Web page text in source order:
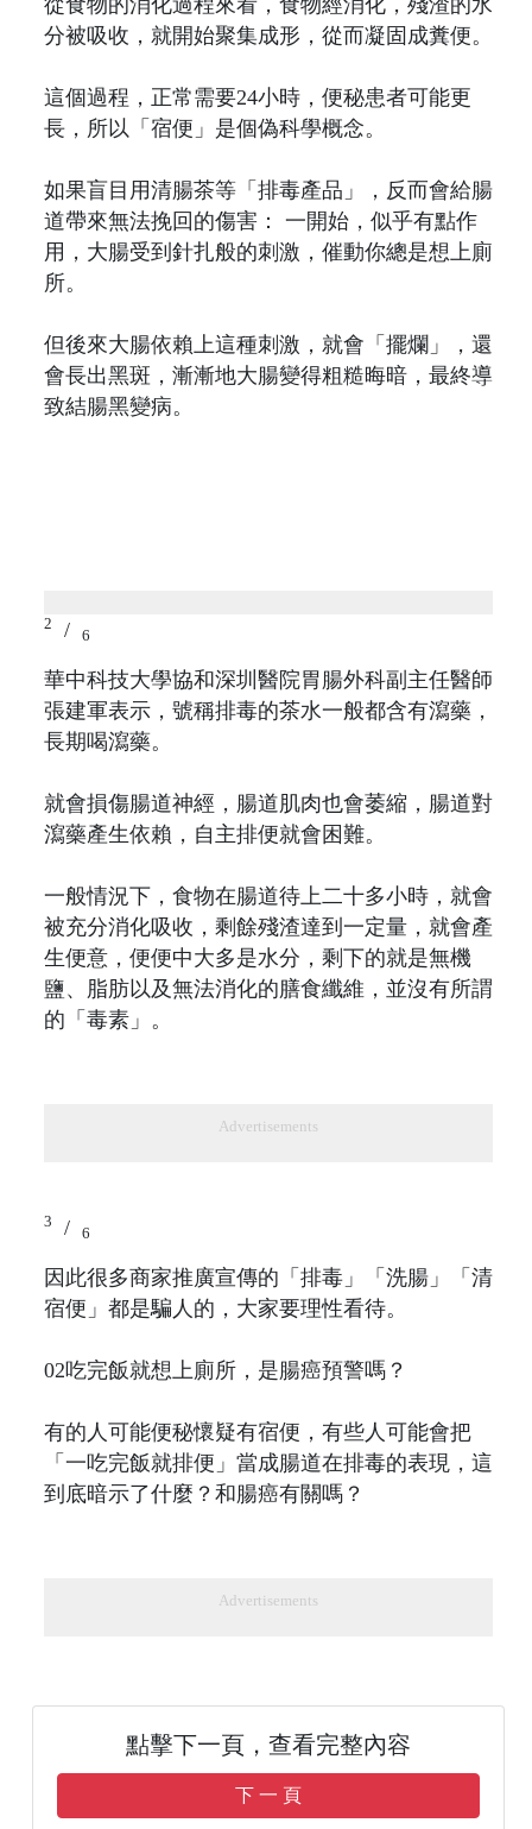
分被吸收，就開始聚集成形，從而凝固成糞便。
這個過程，正常需要24小時，便秘患者可能更
長，所以「宿便」是個偽科學概念。
如果盲目用清腸茶等「排毒產品」，反而會給腸
道帶來無法挽回的傷害： 一開始，似乎有點作
用，大腸受到針扎般的刺激，催動你總是想上廁
所。
但後來大腸依賴上這種刺激，就會「擺爛」，還
會長出黑斑，漸漸地大腸變得粗糙晦暗，最終導
致結腸黑變病。
2 / 6
華中科技大學協和深圳醫院胃腸外科副主任醫師
張建軍表示，號稱排毒的茶水一般都含有瀉藥，
長期喝瀉藥。
就會損傷腸道神經，腸道肌肉也會萎縮，腸道對
瀉藥產生依賴，自主排便就會困難。
一般情況下，食物在腸道待上二十多小時，就會
被充分消化吸收，剩餘殘渣達到一定量，就會產
生便意，便便中大多是水分，剩下的就是無機
鹽、脂肪以及無法消化的膳食纖維，並沒有所謂
的「毒素」。
Advertisements
3 / 6
因此很多商家推廣宣傳的「排毒」「洗腸」「清
宿便」都是騙人的，大家要理性看待。
02吃完飯就想上廁所，是腸癌預警嗎？
有的人可能便秘懷疑有宿便，有些人可能會把
「一吃完飯就排便」當成腸道在排毒的表現，這
到底暗示了什麼？和腸癌有關嗎？
Advertisements
點擊下一頁，查看完整內容
下 一 頁